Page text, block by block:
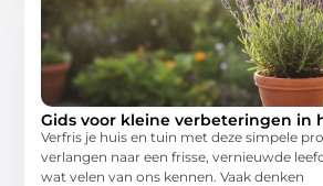
Gids voor kleine verbeteringen in
Verfris je huis en tuin met deze simpele
verlangen naar een frisse, vernieuwde
wat velen van ons kennen. Vaak denken